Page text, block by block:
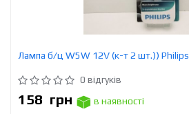
Лампа б/ц W5W 12V (к-т 2 шт.)) Philips
0 відгуків
158 грн
в наявності